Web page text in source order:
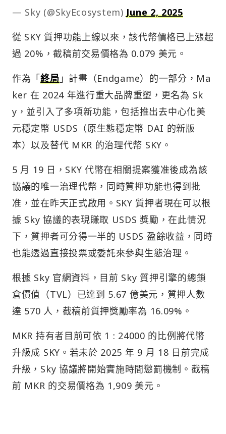
— Sky (@SkyEcosystem)June 2, 2025
從 SKY 質押功能上線以來，該代幣價格已上漲超
過 20%，截稿前交易價格為 0.079 美元。
作為「終局」計畫（Endgame）的一部分，Ma
ker 在 2024 年進行重大品牌重塑，更名為 Sk
y，並引入了多項新功能，包括推出去中心化美
元穩定幣 USDS（原生態穩定幣 DAI 的新版
本）以及替代 MKR 的治理代幣 SKY。
5 月 19 日，SKY 代幣在相關提案獲准後成為該
協議的唯一治理代幣，同時質押功能也得到批
准，並在昨天正式啟用。SKY 質押者現在可以根
據 Sky 協議的表現賺取 USDS 獎勵，在此情況
下，質押者可分得一半的 USDS 盈餘收益，同時
也能透過直接投票或委託來參與生態治理。
根據 Sky 官網資料，目前 Sky 質押引擎的總鎖
倉價值（TVL）已達到 5.67 億美元，質押人數
達 570 人，截稿前質押獎勵率為 16.09%。
MKR 持有者目前可依 1 : 24000 的比例將代幣
升級成 SKY。若未於 2025 年 9 月 18 日前完成
升級，Sky 協議將開始實施時間懲罰機制。截稿
前 MKR 的交易價格為 1,909 美元。